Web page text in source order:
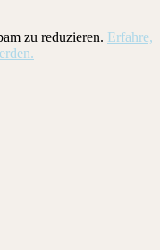
zu reduzieren. Erfahre,